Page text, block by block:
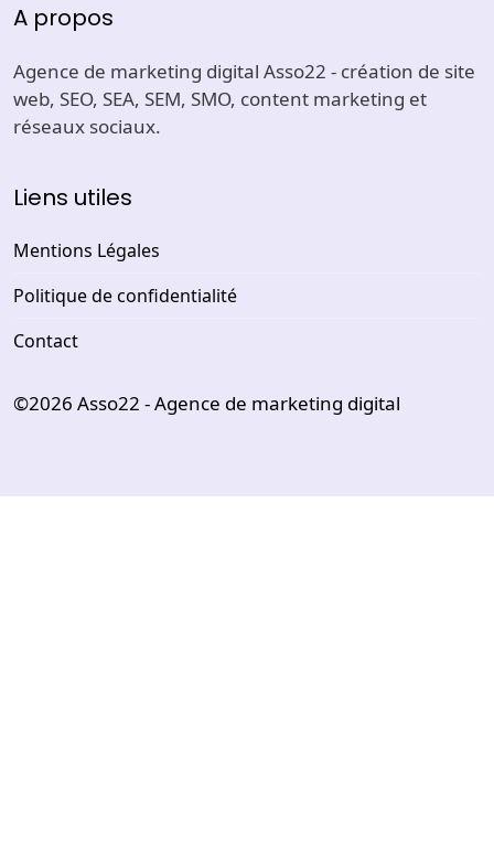
A propos
Agence de marketing digital Asso22 - création de site
web, SEO, SEA, SEM, SMO, content marketing et
réseaux sociaux.
Liens utiles
Mentions Légales
Politique de confidentialité
Contact
©2026 Asso22 - Agence de marketing digital